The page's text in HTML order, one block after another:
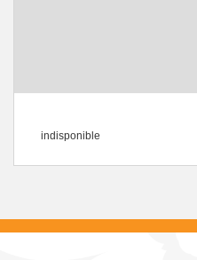
indisponible